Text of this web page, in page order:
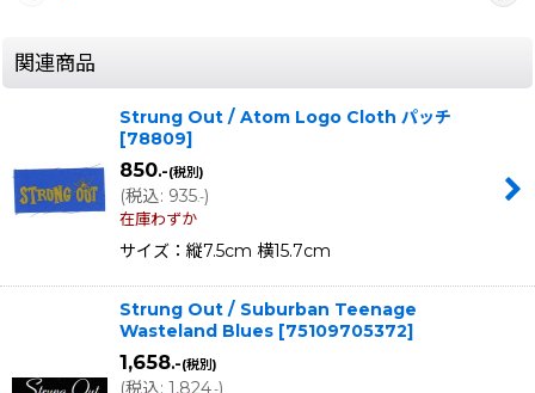
関連商品
Strung Out / Atom Logo Cloth パッチ
[78809]
850.-(税別)
(税込: 935.-)
在庫わずか
サイズ：縦7.5cm 横15.7cm
Strung Out / Suburban Teenage
Wasteland Blues [75109705372]
1,658.-(税別)
(税込: 1,824 )